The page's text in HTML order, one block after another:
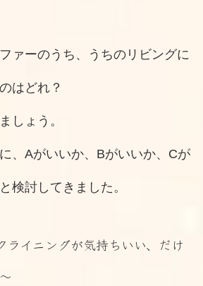
ァーのうち、うちのリビングに
はどれ？
しょう。
、Aがいいか、Bがいいか、Cが
検討してきました。
ライニングが気持ちいい、だけ